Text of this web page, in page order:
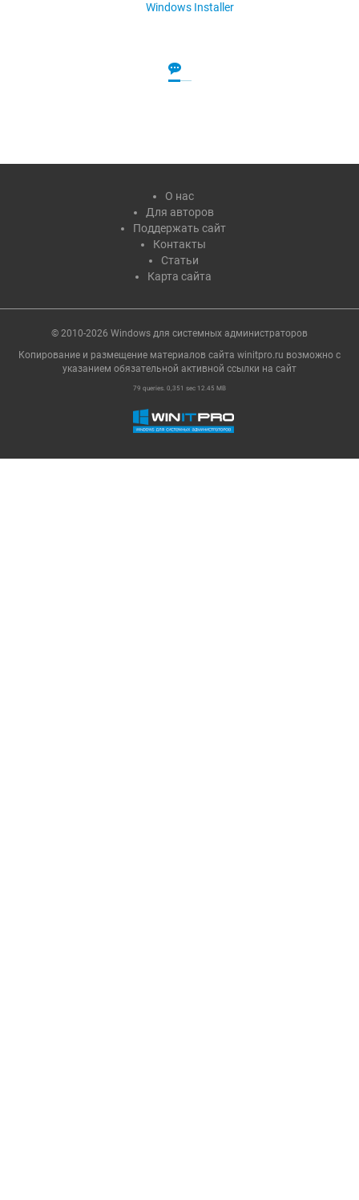
Windows Installer
О нас
Для авторов
Поддержать сайт
Контакты
Статьи
Карта сайта
© 2010-2026 Windows для системных администраторов
Копирование и размещение материалов сайта winitpro.ru возможно с
указанием обязательной активной ссылки на cайт
79 queries. 0,351 sec 12.45 MB